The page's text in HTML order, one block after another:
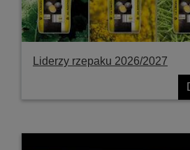
Liderzy rzepaku 2026/2027